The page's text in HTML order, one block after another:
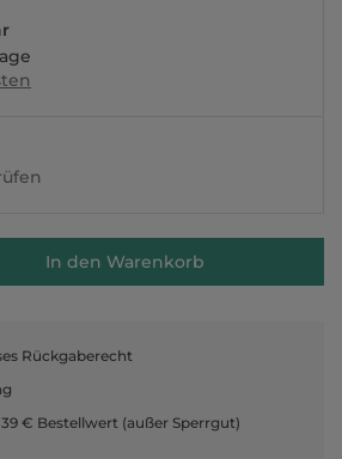
In den Warenkorb
Rückgaberecht
€ Bestellwert (außer Sperrgut)